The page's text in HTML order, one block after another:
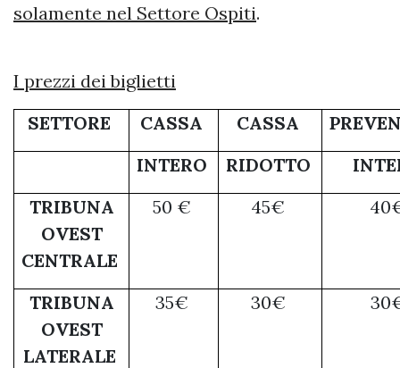
solamente nel Settore Ospiti.
I prezzi dei biglietti
SETTORE
CASSA CASSA
INTERO
RIDOTTO
TRIBUNA
OVEST
CENTRALE
50 € 45€
TRIBUNA
OVEST
LATERALE
35€ 30€